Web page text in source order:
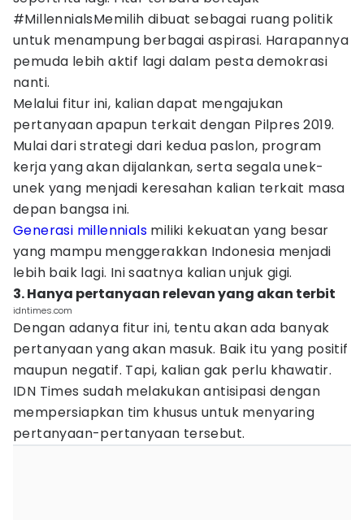
#MillennialsMemilih dibuat sebagai ruang politik
untuk menampung berbagai aspirasi. Harapannya
pemuda lebih aktif lagi dalam pesta demokrasi
nanti.
Melalui fitur ini, kalian dapat mengajukan
pertanyaan apapun terkait dengan Pilpres 2019.
Mulai dari strategi dari kedua paslon, program
kerja yang akan dijalankan, serta segala unek-
unek yang menjadi keresahan kalian terkait masa
depan bangsa ini.
Generasi millennials miliki kekuatan yang besar
yang mampu menggerakkan Indonesia menjadi
lebih baik lagi. Ini saatnya kalian unjuk gigi.
3. Hanya pertanyaan relevan yang akan terbit
idntimes.com
Dengan adanya fitur ini, tentu akan ada banyak
pertanyaan yang akan masuk. Baik itu yang positif
maupun negatif. Tapi, kalian gak perlu khawatir.
IDN Times sudah melakukan antisipasi dengan
mempersiapkan tim khusus untuk menyaring
pertanyaan-pertanyaan tersebut.